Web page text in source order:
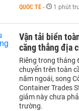
QUỐC TẾ - 1 phút
Vận tải biển
căng thẳng địa
Riêng trong tháng
chuyển trên toàn
năm ngoái, song
Container Trades
giảm này chưa
trường.